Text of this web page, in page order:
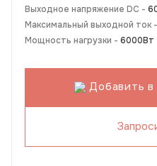
Выходное напряжение DC -
Максимальный выходной ток -
Мощность нагрузки - 6000Вт
Добавить